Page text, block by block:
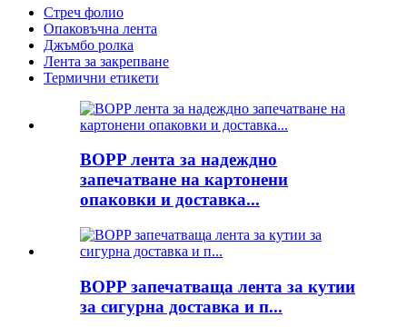
Стреч фолио
Опаковъчна лента
Джъмбо ролка
Лента за закрепване
Термични етикети
BOPP лента за надеждно
запечатване на картонени
опаковки и доставка...
BOPP запечатваща лента за кутии
за сигурна доставка и п...